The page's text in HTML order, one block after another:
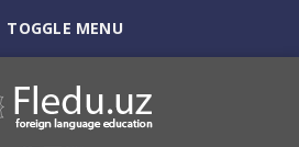
TOGGLE MENU